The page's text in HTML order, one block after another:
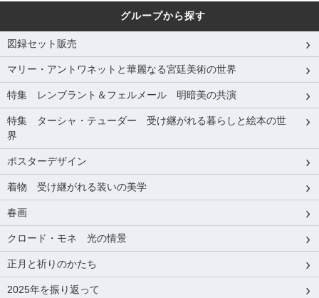
グループから探す
図録セット販売
マリー・アントワネットと華麗なる宮廷美術の世界
特集 レンブラント＆フェルメール 明暗美の共演
特集 ターシャ・テューダー 受け継がれる暮らしと絵本の世
界
ポスターデザイン
着物 受け継がれる装いの美学
春画
クロード・モネ 光の情景
正月と祈りのかたち
2025年を振り返って